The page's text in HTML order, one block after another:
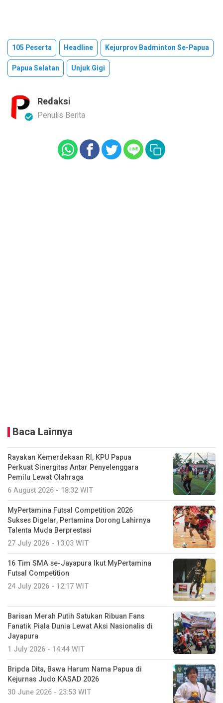
105 Peserta Headline
Kejurprov Badminton Se-Papua
Papua Selatan
Unjuk Gigi
Redaksi
Penulis Berita
Baca Lainnya
Rayakan Kemerdekaan RI, KPU Papua
Perkuat Sinergitas Antar Penyelenggara
Pemilu Lewat Olahraga
6 August 2026 - 18:32 WIT
MyPertamina Futsal Competition 2026
Sukses Digelar, Pertamina Dorong Lahirnya
Talenta Muda Berprestasi
27 July 2026 - 13:03 WIT
16 Tim SMA se-Jayapura Ikut MyPertamina
Futsal Competition
24 July 2026 - 12:17 WIT
Barisan Merah Putih Satukan Ribuan Fans
Fanatik Piala Dunia Lewat Aksi Nasionalis di
Jayapura
1 July 2026 - 14:44 WIT
Bripda Dita, Bawa Harum Nama Papua di
Kejurnas Judo KASAD 2026
30 June 2026 - 23:53 WIT